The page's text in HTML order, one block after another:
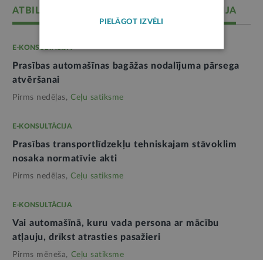
ATBILD: CEĻU SATIKSMES DROŠĪBAS DIREKCIJA
E-KONSULTĀCIJA
Prasības automašīnas bagāžas nodalījuma pārsega
atvēršanai
Pirms nedēļas, Ceļu satiksme
E-KONSULTĀCIJA
Prasības transportlīdzekļu tehniskajam stāvoklim
nosaka normatīvie akti
Pirms nedēļas, Ceļu satiksme
E-KONSULTĀCIJA
Vai automašīnā, kuru vada persona ar mācību
atļauju, drīkst atrasties pasažieri
Pirms mēneša, Ceļu satiksme
PIELĀGOT IZVĒLI